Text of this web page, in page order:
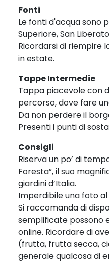
Fonti
Le fonti d'acqua sono
Superiore, San
Ricordarsi di riempire
in estate.
Tappe Intermedie
Tappa piacevole con
percorso, dove fare
Da non perdere il
Presenti i punti di
Consigli
Riserva un po’ di
Foresta”, il suo
giardini d’Italia.
Imperdibile una foto
Si raccomanda di
semplificate possono
online. Ricordare di
(frutta, frutta secca,
generale qualcosa di